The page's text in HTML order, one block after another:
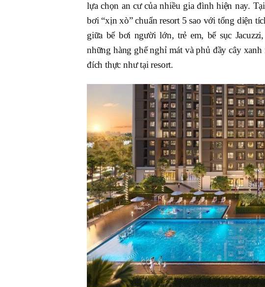
lựa chọn an cư của nhiều gia đình hiện nay.
bơi “xịn xò” chuẩn resort 5 sao với tổng diện
giữa bể bơi người lớn, trẻ em, bể sục
những hàng ghế nghỉ mát và phủ đầy cây
đích thực như tại resort.